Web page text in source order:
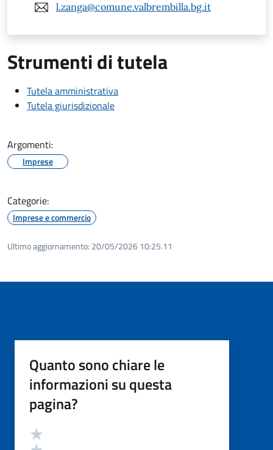
l.zanga@comune.valbrembilla.bg.it
Strumenti di tutela
Tutela amministrativa
Tutela giurisdizionale
Argomenti:
Imprese
Categorie:
Imprese e commercio
Ultimo aggiornamento: 20/05/2026 10:25.11
Quanto sono chiare le
informazioni su questa
pagina?
Valutazione